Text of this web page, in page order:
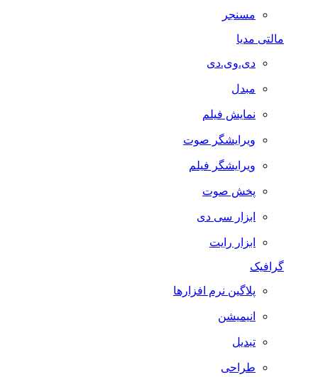
مسنجر
مالتی مدیا
دی.وی.دی
مبدل
نمایش فیلم
ویرایشگر صوت
ویرایشگر فیلم
پخش صوت
ابزار سی دی
ابزار رایت
گرافیک
پلاگین نرم افزارها
انیمیشن
تبدیل
طراحی